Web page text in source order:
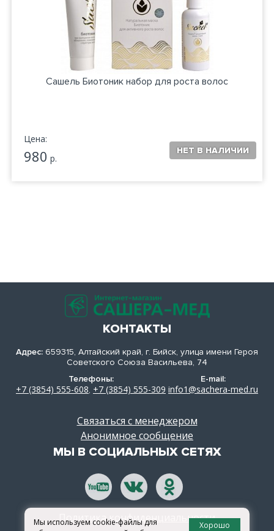
Сашель Биотоник набор для роста волос
Цена:
980 р.
КОНТАКТЫ
Адрес: 659315, Алтайский край, г. Бийск, улица имени Героя
Советского Союза Васильева, 74
Телефоны:
+7 (3854) 555-608, +7 (3854) 555-309
E-mail:
info1@sachera-med.ru
Связаться с менеджером
Анонимное сообщение
МЫ В СОЦИАЛЬНЫХ СЕТЯХ
Политика конфиденциальности
Мы используем cookie-файлы для
Хорошо